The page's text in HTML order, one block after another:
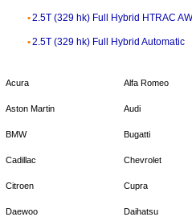
2.5T (329 hk) Full Hybrid HTRAC
2.5T (329 hk) Full Hybrid Automatic
Acura Alfa Romeo
Aston Martin Audi
BMW Bugatti
Cadillac Chevrolet
Citroen Cupra
Daewoo Daihatsu